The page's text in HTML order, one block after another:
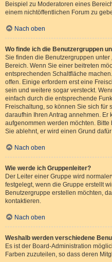
Beispiel zu Moderatoren eines
einem nichtöffentlichen Forum zu
Nach oben
Wo finde ich die Benutzergruppen
Sie finden die Benutzergruppen unter
Bereich. Wenn Sie einer beitreten
entsprechenden Schaltfläche
offen. Einige erfordern erst eine
sein und weitere sogar versteckt.
einfach durch die entsprechende
Freischaltung, so können Sie sich
daraufhin Ihren Antrag annehmen. Er
aufgenommen werden möchten.
Sie ablehnt, er wird einen Grund
Nach oben
Wie werde ich Gruppenleiter?
Der Leiter einer Gruppe wird
festgelegt, wenn die Gruppe erstellt
Benutzergruppe erstellen möchten,
kontaktieren.
Nach oben
Weshalb werden verschiedene
Es ist der Board-Administration
Farben zuzuteilen, so dass deren